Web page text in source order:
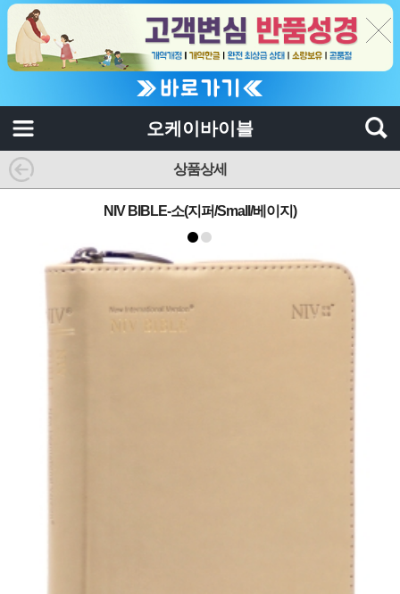
오케이바이블
상품상세
NIV BIBLE-소(지퍼/Small/베이지)